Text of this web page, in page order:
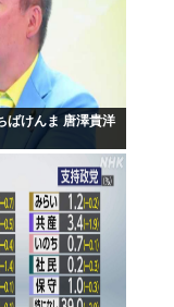
ばけんま 唐澤貴洋